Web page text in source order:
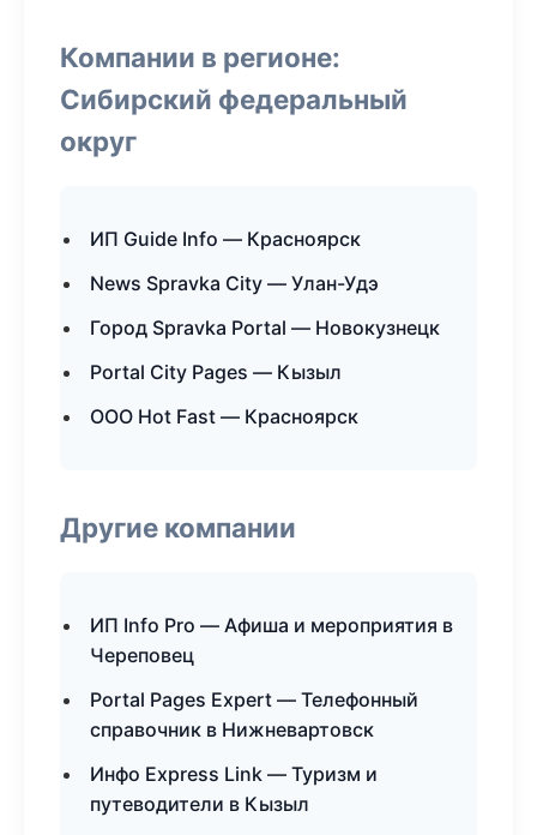
Компании в регионе:
Сибирский федеральный
округ
ИП Guide Info — Красноярск
News Spravka City — Улан-Удэ
Город Spravka Portal — Новокузнецк
Portal City Pages — Кызыл
ООО Hot Fast — Красноярск
Другие компании
ИП Info Pro — Афиша и мероприятия в
Череповец
Portal Pages Expert — Телефонный
справочник в Нижневартовск
Инфо Express Link — Туризм и
путеводители в Кызыл